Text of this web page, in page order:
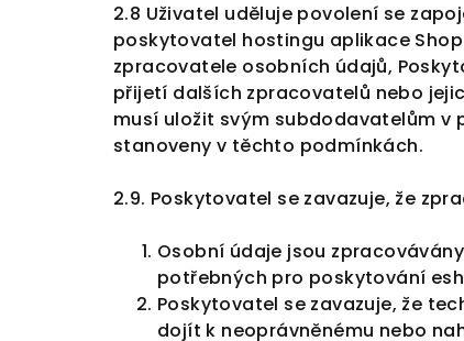
2.8 Uživatel uděluje povolení se
poskytovatel hostingu aplikace
zpracovatele osobních údajů,
přijetí dalších zpracovatelů nebo
musí uložit svým subdodavatelům v
stanoveny v těchto podmínkách.
2.9. Poskytovatel se zavazuje, že
Osobní údaje jsou
potřebných pro poskytování
Poskytovatel se zavazuje, že
dojít k neoprávněnému nebo